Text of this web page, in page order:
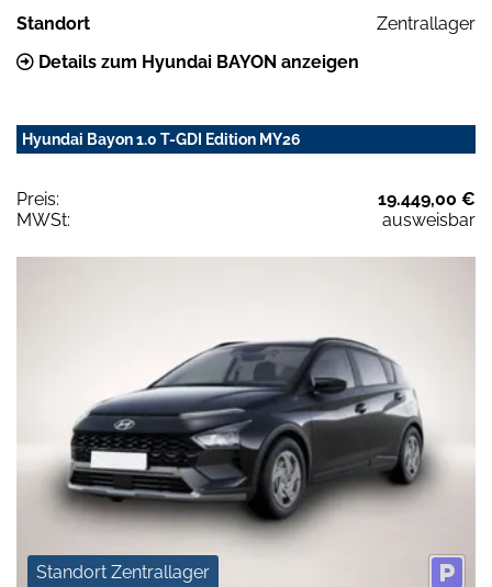
Standort
Zentrallager
Details zum Hyundai BAYON anzeigen
Hyundai Bayon 1.0 T-GDI Edition MY26
Preis:
19.449,00 €
MWSt:
ausweisbar
Standort Zentrallager